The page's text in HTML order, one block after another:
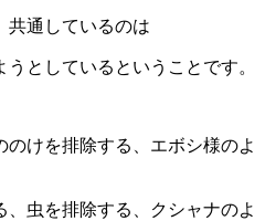
共通しているのは
としているということです。
のけを排除する、エボシ様のよ
、虫を排除する、クシャナのよ